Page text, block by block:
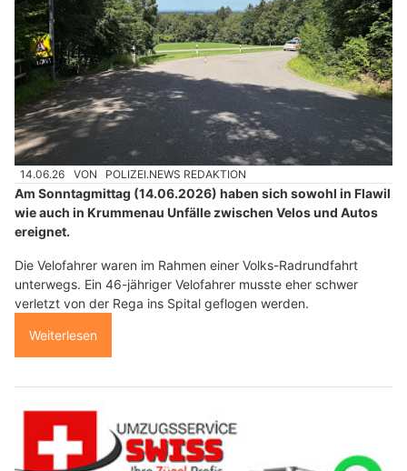
14.06.26 VON POLIZEI.NEWS REDAKTION
Am Sonntagmittag (14.06.2026) haben sich sowohl in Flawil
wie auch in Krummenau Unfälle zwischen Velos und Autos
ereignet.
Die Velofahrer waren im Rahmen einer Volks-Radrundfahrt
unterwegs. Ein 46-jähriger Velofahrer musste eher schwer
verletzt von der Rega ins Spital geflogen werden.
Weiterlesen